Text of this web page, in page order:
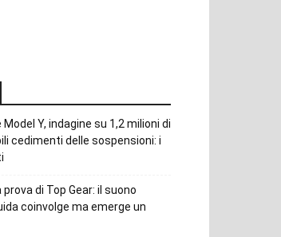
Y, indagine su 1,2 milioni di
cedimenti delle sospensioni: i
prova di Top Gear: il suono
coinvolge ma emerge un